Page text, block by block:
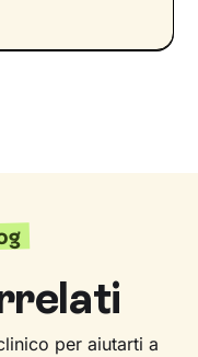
per aiutarti a